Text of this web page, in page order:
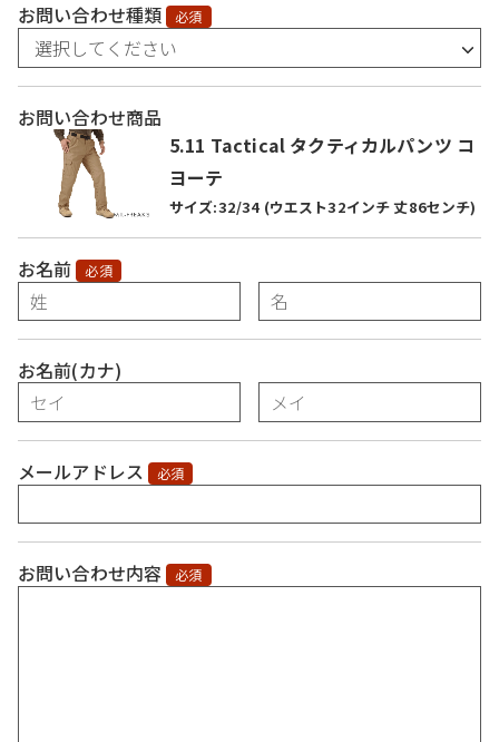
お問い合わせ種類 必須
お問い合わせ商品
5.11 Tactical タクティカルパンツ コ
ヨーテ
サイズ:32/34 (ウエスト32インチ 丈86センチ)
お名前 必須
お名前(カナ)
メールアドレス 必須
お問い合わせ内容 必須